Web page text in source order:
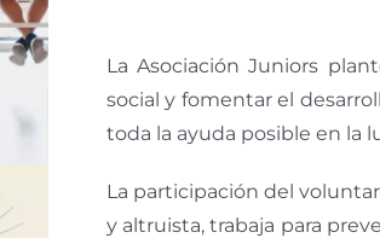
La Asociación Juniors
social y fomentar el
toda la ayuda posible en la
La participación del
y altruista, trabaja para